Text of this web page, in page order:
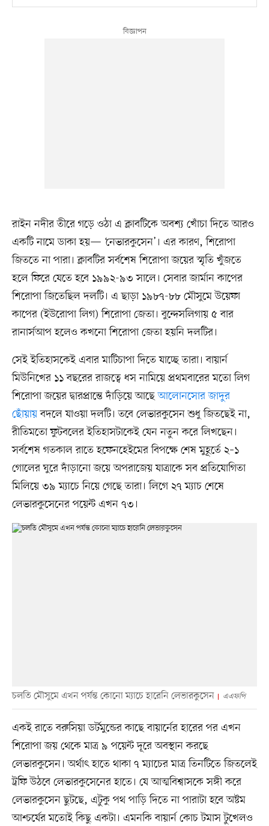
রাইন নদীর তীরে গড়ে ওঠা এ ক্লাবটিকে অবশ্য খোঁচা দিতে আরও
একটি নামে ডাকা হয়— ‘নেভারকুসেন’। এর কারণ, শিরোপা
জিততে না পারা। ক্লাবটির সর্বশেষ শিরোপা জয়ের স্মৃতি খুঁজতে
হলে ফিরে যেতে হবে ১৯৯২-৯৩ সালে। সেবার জার্মান কাপের
শিরোপা জিতেছিল দলটি। এ ছাড়া ১৯৮৭-৮৮ মৌসুমে উয়েফা
কাপের (ইউরোপা লিগ) শিরোপা জেতা। বুন্দেসলিগায় ৫ বার
রানার্সআপ হলেও কখনো শিরোপা জেতা হয়নি দলটির।
সেই ইতিহাসকেই এবার মাটিচাপা দিতে যাচ্ছে তারা। বায়ার্ন
মিউনিখের ১১ বছরের রাজত্বে ধস নামিয়ে প্রথমবারের মতো লিগ
শিরোপা জয়ের দ্বারপ্রান্তে দাঁড়িয়ে আছেআলোনসোর জাদুর
ছোঁয়ায়বদলে যাওয়া দলটি। তবে লেভারকুসেন শুধু জিতছেই না,
রীতিমতো ফুটবলের ইতিহাসটাকেই যেন নতুন করে লিখছেন।
সর্বশেষ গতকাল রাতে হফেনহেইমের বিপক্ষে শেষ মুহূর্তে ২–১
গোলের ঘুরে দাঁড়ানো জয়ে অপরাজেয় যাত্রাকে সব প্রতিযোগিতা
মিলিয়ে ৩৯ ম্যাচে নিয়ে গেছে তারা। লিগে ২৭ ম্যাচ শেষে
লেভারকুসেনের পয়েন্ট এখন ৭৩।
চলতি মৌসুমে এখন পর্যন্ত কোনো ম্যাচে হারেনি লেভারকুসেন এএফপি
একই রাতে বরুসিয়া ডর্টমুন্ডের কাছে বায়ার্নের হারের পর এখন
শিরোপা জয় থেকে মাত্র ৯ পয়েন্ট দূরে অবস্থান করছে
লেভারকুসেন। অর্থাৎ হাতে থাকা ৭ ম্যাচের মাত্র তিনটিতে জিতলেই
ট্রফি উঠবে লেভারকুসেনের হাতে। যে আত্মবিশ্বাসকে সঙ্গী করে
লেভারকুসেন ছুটছে, এটুকু পথ পাড়ি দিতে না পারাটা হবে অষ্টম
আশ্চর্যের মতোই কিছু একটা। এমনকি বায়ার্ন কোচ টমাস টুখেলও